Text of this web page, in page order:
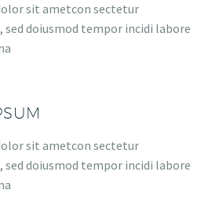
sit ametcon sectetur
doiusmod tempor incidi labore
sit ametcon sectetur
doiusmod tempor incidi labore